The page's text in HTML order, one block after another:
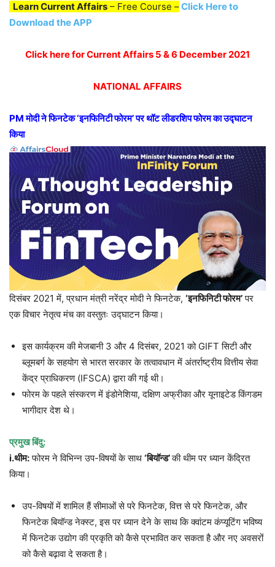
Learn Current Affairs – Free Course –Click Here to
Download the APP
Click here for Current Affairs 5 & 6 December 2021
NATIONAL AFFAIRS
PM मोदी ने फिनटेक ‘इनफिनिटी फोरम’ पर थॉट लीडरशिप फोरम का उद्घाटन
किया
दिसंबर 2021 में, प्रधान मंत्री नरेंद्र मोदी ने फिनटेक, ‘इनफिनिटी फोरम’पर
एक विचार नेतृत्व मंच का वस्तुतः उद्घाटन किया।
इस कार्यक्रम की मेजबानी 3 और 4 दिसंबर, 2021 को GIFT सिटी और
ब्लूमबर्ग के सहयोग से भारत सरकार के तत्वावधान में अंतर्राष्ट्रीय वित्तीय सेवा
केंद्र प्राधिकरण (IFSCA) द्वारा की गई थी।
फोरम के पहले संस्करण में इंडोनेशिया, दक्षिण अफ्रीका और यूनाइटेड किंगडम
भागीदार देश थे।
प्रमुख बिंदु:
i.थीम:फोरम ने विभिन्न उप-विषयों के साथ ‘बियॉन्ड’की थीम पर ध्यान केंद्रित
किया।
उप-विषयों में शामिल हैं सीमाओं से परे फिनटेक, वित्त से परे फिनटेक, और
फिनटेक बियॉन्ड नेक्स्ट, इस पर ध्यान देने के साथ कि क्वांटम कंप्यूटिंग भविष्य
में फिनटेक उद्योग की प्रकृति को कैसे प्रभावित कर सकता है और नए अवसरों
को कैसे बढ़ावा दे सकता है।